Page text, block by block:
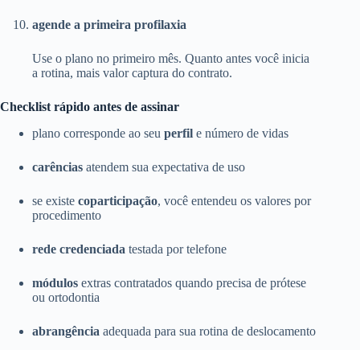
agende a primeira profilaxia
Use o plano no primeiro mês. Quanto antes você inicia
a rotina, mais valor captura do contrato.
Checklist rápido antes de assinar
plano corresponde ao seu perfil e número de vidas
carências atendem sua expectativa de uso
se existe coparticipação, você entendeu os valores por
procedimento
rede credenciada testada por telefone
módulos extras contratados quando precisa de prótese
ou ortodontia
abrangência adequada para sua rotina de deslocamento